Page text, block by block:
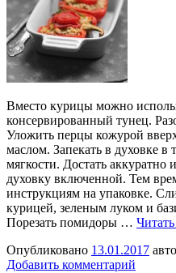
Вместо курицы можно
консервированный тунец.
Уложить перцы кожурой
маслом. Запекать в духовке
мягкости. Достать аккуратно
духовку включенной. Тем
инструкциям на упаковке.
курицей, зеленым луком и
Порезать помидоры …
Опубликовано 13.01.2017
Добавить комментарий